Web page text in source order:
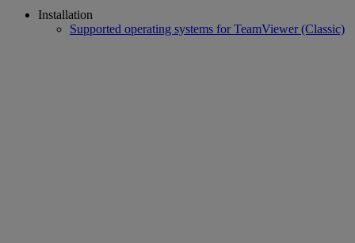
Installation
Supported operating systems for TeamViewer (Classic)